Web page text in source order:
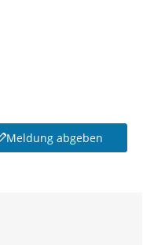
Meldung abgeben